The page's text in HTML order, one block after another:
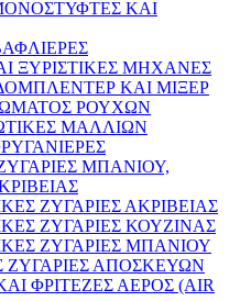
ΚΑΙ
ΞΥΡΙΣΤΙΚΕΣ ΜΗΧΑΝΕΣ
ΚΑΙ ΜΙΞΕΡ
ΡΟΥΧΩΝ
ΜΑΛΛΙΩΝ
ΜΠΑΝΙΟΥ,
ΖΥΓΑΡΙΕΣ ΑΚΡΙΒΕΙΑΣ
ΖΥΓΑΡΙΕΣ ΚΟΥΖΙΝΑΣ
ΖΥΓΑΡΙΕΣ ΜΠΑΝΙΟΥ
ΖΥΓΑΡΙΕΣ ΑΠΟΣΚΕΥΩΝ
ΦΡΙΤΕΖΕΣ ΑΕΡΟΣ (AIR